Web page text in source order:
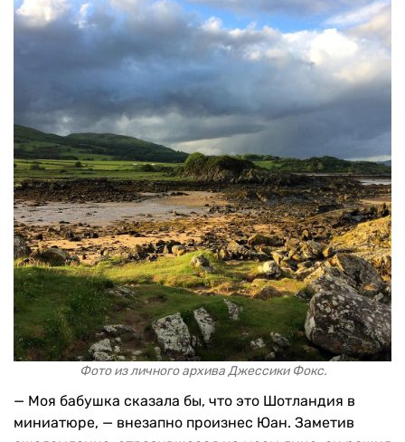
Фото из личного архива Джессики Фокс.
— Моя бабушка сказала бы, что это Шотландия в
миниатюре, — внезапно произнес Юан. Заметив